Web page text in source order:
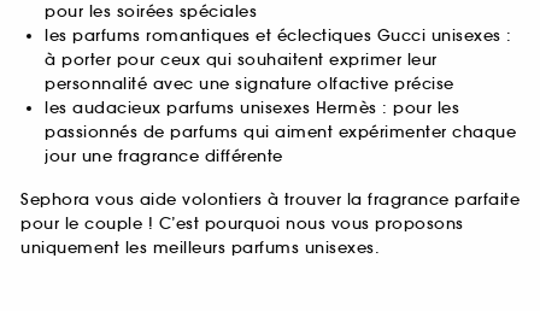
pour les soirées spéciales
les parfums romantiques et éclectiques Gucci unisexes :
à porter pour ceux qui souhaitent exprimer leur
personnalité avec une signature olfactive précise
les audacieux parfums unisexes Hermès : pour les
passionnés de parfums qui aiment expérimenter chaque
jour une fragrance différente
Sephora vous aide volontiers à trouver la fragrance parfaite
pour le couple ! C’est pourquoi nous vous proposons
uniquement les meilleurs parfums unisexes.